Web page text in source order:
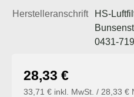
Herstelleranschrift
HS-
0431-
Regulärer Preis:
28,33 €
33,71 € inkl. MwSt. / 28,33 €